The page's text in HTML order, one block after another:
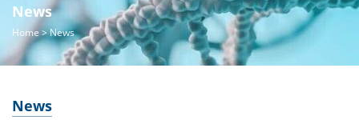
News
Home> News
News